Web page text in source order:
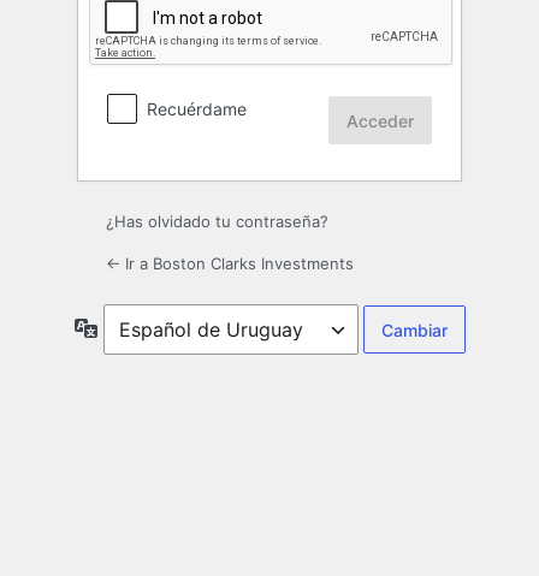
Recuérdame
¿Has olvidado tu contraseña?
← Ir a Boston Clarks Investments
Idioma